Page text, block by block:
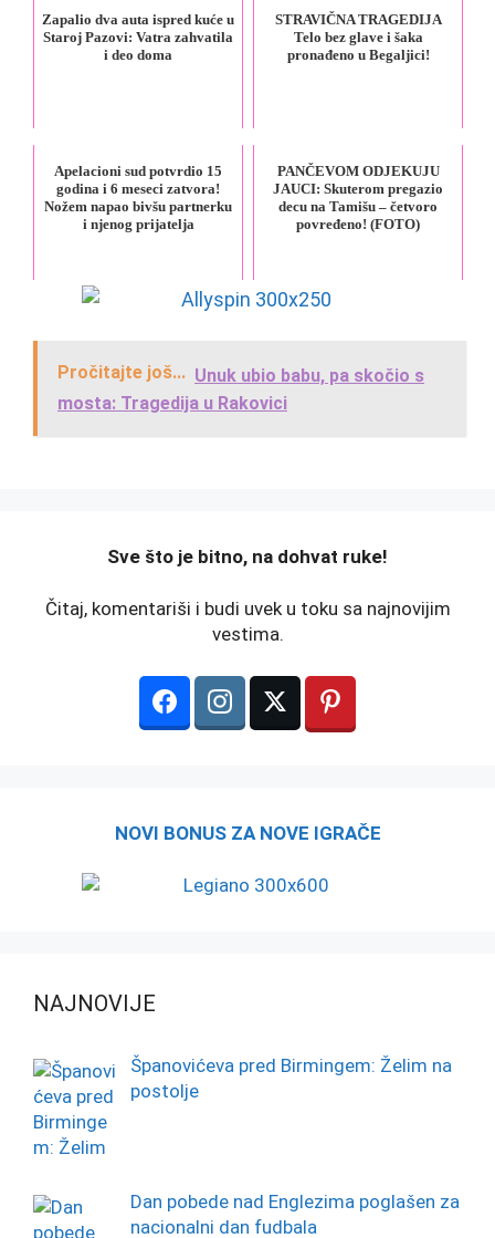
Zapalio dva auta ispred kuće u
Staroj Pazovi: Vatra zahvatila
i deo doma
STRAVIČNA TRAGEDIJA
Telo bez glave i šaka
pronađeno u Begaljici!
Apelacioni sud potvrdio 15
godina i 6 meseci zatvora!
Nožem napao bivšu partnerku
i njenog prijatelja
PANČEVOM ODJEKUJU
JAUCI: Skuterom pregazio
decu na Tamišu – četvoro
povređeno! (FOTO)
Pročitajte još... Unuk ubio babu, pa skočio s
mosta: Tragedija u Rakovici
️Sve što je bitno, na dohvat ruke!
Čitaj, komentariši i budi uvek u toku sa najnovijim
vestima.
NOVI BONUS ZA NOVE IGRAČE
NAJNOVIJE
Španovićeva pred Birmingem: Želim na
postolje
Dan pobede nad Englezima poglašen za
nacionalni dan fudbala